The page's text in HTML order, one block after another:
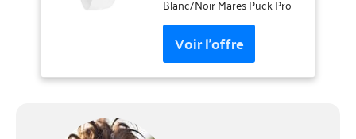
Blanc/Noir Mares Puck Pro
Ordinateur de plongée
décompression unisexe –
Adulte vert/noir Taille